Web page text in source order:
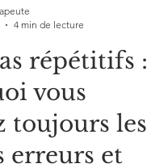
4 min de lecture
répétitifs :
vous
toujours les